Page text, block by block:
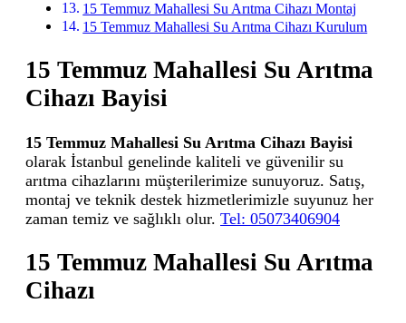
15 Temmuz Mahallesi Su Arıtma Cihazı Montaj
15 Temmuz Mahallesi Su Arıtma Cihazı Kurulum
15 Temmuz Mahallesi Su Arıtma
Cihazı Bayisi
15 Temmuz Mahallesi Su Arıtma Cihazı Bayisi
olarak İstanbul genelinde kaliteli ve güvenilir su
arıtma cihazlarını müşterilerimize sunuyoruz. Satış,
montaj ve teknik destek hizmetlerimizle suyunuz her
zaman temiz ve sağlıklı olur. Tel: 05073406904
15 Temmuz Mahallesi Su Arıtma
Cihazı